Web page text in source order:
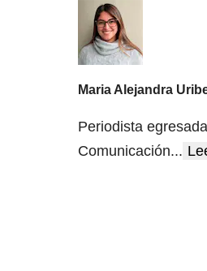
Maria Alejandra
Periodista
Comunicación...